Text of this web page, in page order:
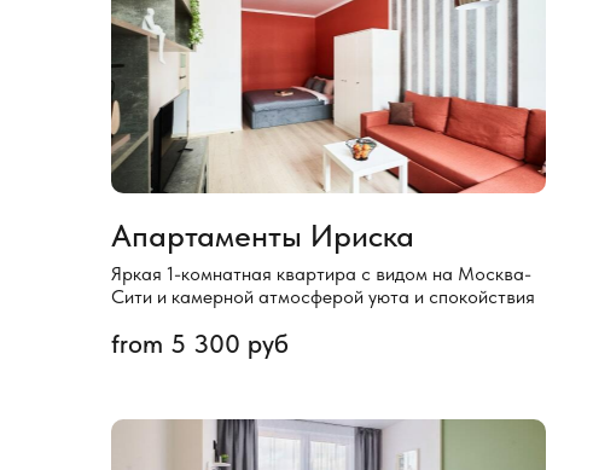
Апартаменты Ириска
Яркая 1-комнатная квартира с видом на Москва-
Сити и камерной атмосферой уюта и спокойствия
from 5 300 руб